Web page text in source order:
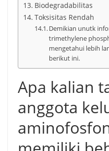
Biodegradabilitas
Toksisitas Rendah
Demikian unutk
trimethylene
mengetahui lebih
berikut ini.
Apa kalian
anggota